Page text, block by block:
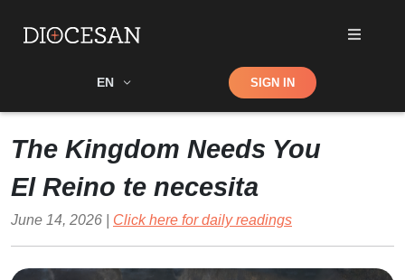
EN Shop SIGN IN
The Kingdom Needs You
El Reino te necesita
June 14, 2026 | Click here for daily readings